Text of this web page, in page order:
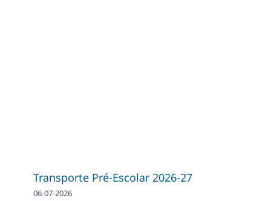
Transporte Pré-Escolar 2026-27
06-07-2026